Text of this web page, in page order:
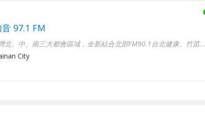
97.1 FM
北、中、南三大都會區域，全新結合北部FM90.1台北健康、竹苗...
City